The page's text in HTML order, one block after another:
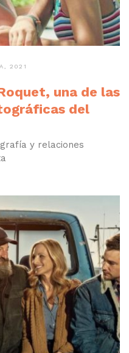
2021
una de las
del
y relaciones